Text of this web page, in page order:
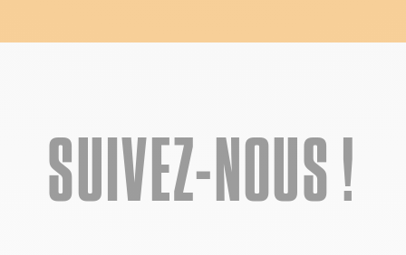
SUIVEZ-NOUS !